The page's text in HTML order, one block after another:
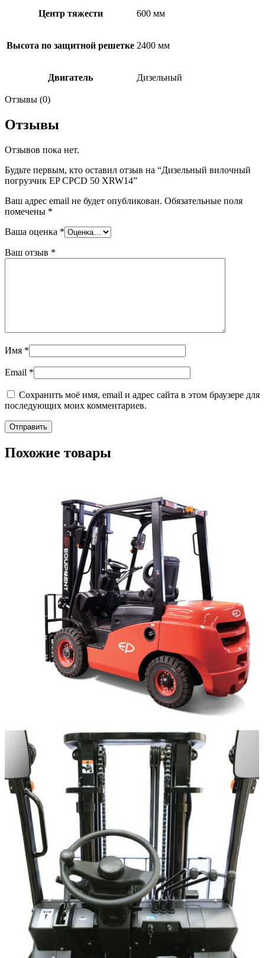
Центр тяжести 600 мм
Высота по защитной решетке 2400 мм
Двигатель Дизельный
Отзывы (0)
Отзывы
Отзывов пока нет.
Будьте первым, кто оставил отзыв на “Дизельный вилочный
погрузчик EP CPCD 50 XRW14”
Ваш адрес email не будет опубликован. Обязательные поля
помечены *
Ваша оценка *
Ваш отзыв *
Имя *
Email *
Сохранить моё имя, email и адрес сайта в этом браузере для
последующих моих комментариев.
Похожие товары